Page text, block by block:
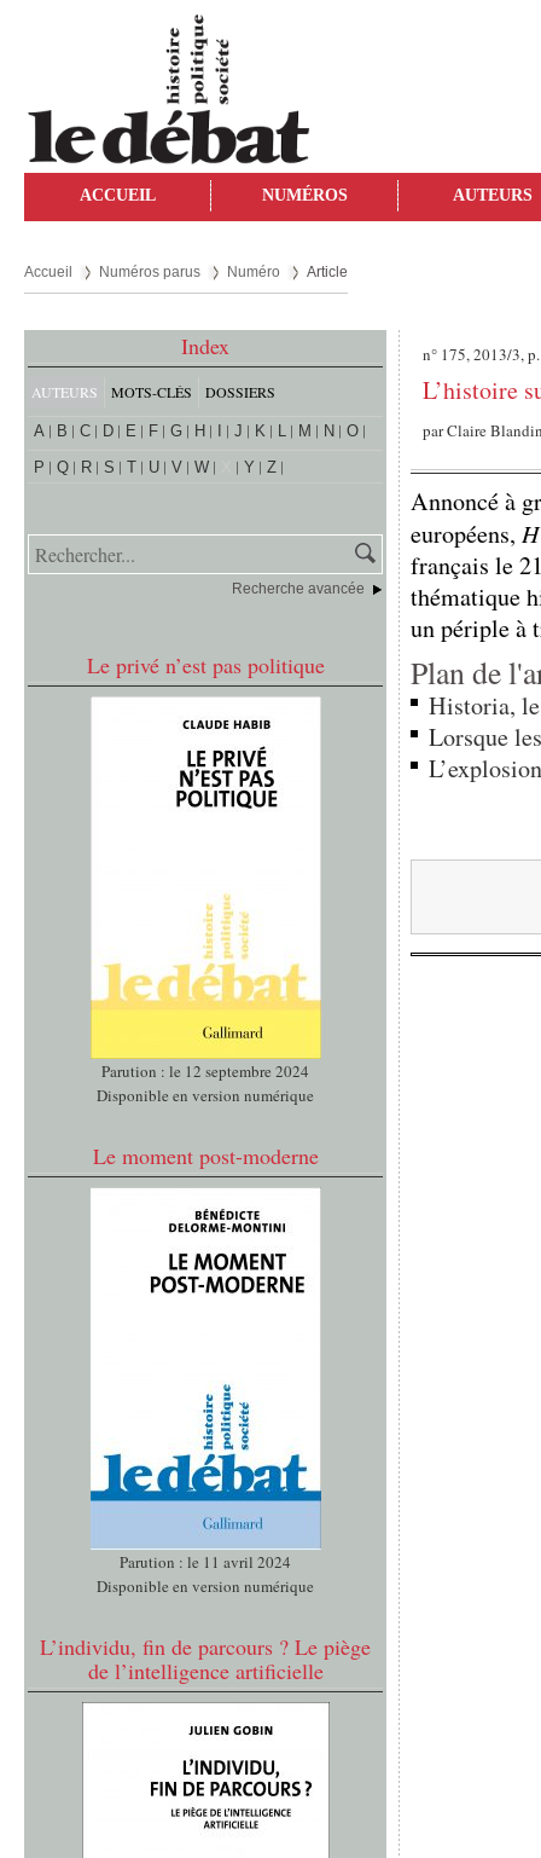
ACCUEIL NUMÉROS AUTEURS
Accueil Numéros parus Numéro Article
Index
AUTEURS MOTS-CLÉS DOSSIERS
A B C D E F G H J K L M N
O
P
Q R S T U V W Y Z
Recherche avancée
Le privé n’est pas politique
Parution : le 12 septembre 2024
Disponible en version numérique
Le moment post-moderne
Parution : le 11 avril 2024
Disponible en version numérique
L’individu, fin de parcours ? Le piège
de l’intelligence artificielle
n° 175, 2013/3,
L’histoire
parClaire
Annoncé à
européens,
français le
thématique
un périple à
Plan de
Historia,
Lorsque